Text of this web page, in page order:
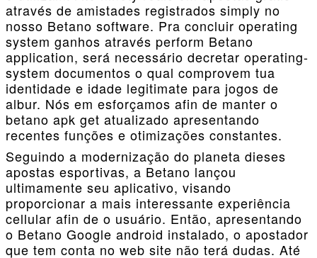
através de amistades registrados simply no
nosso Betano software. Pra concluir operating
system ganhos através perform Betano
application, será necessário decretar operating-
system documentos o qual comprovem tua
identidade e idade legitimate para jogos de
albur. Nós em esforçamos afin de manter o
betano apk get atualizado apresentando
recentes funções e otimizações constantes.
Seguindo a modernização do planeta dieses
apostas esportivas, a Betano lançou
ultimamente seu aplicativo, visando
proporcionar a mais interessante experiência
cellular afin de o usuário. Então, apresentando
o Betano Google android instalado, o apostador
que tem conta no web site não terá dudas. Até